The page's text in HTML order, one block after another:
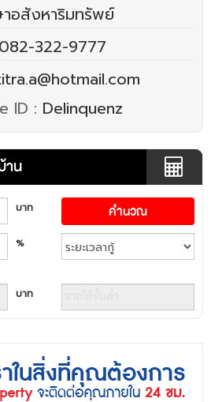
อสังหาริมทรัพย์
082-322-9777
ID : Delinquenz
าน
บาท
%
บาท